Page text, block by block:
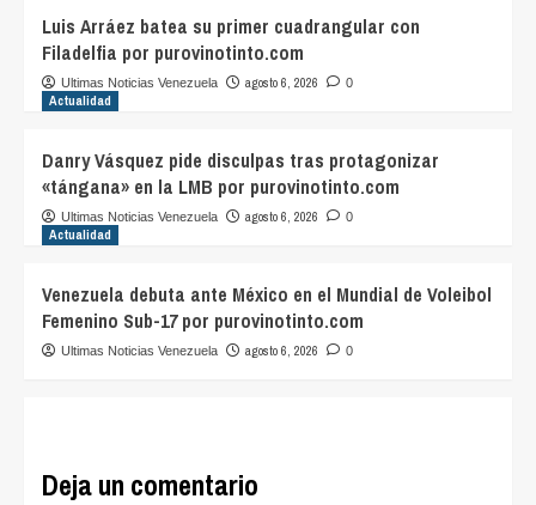
Luis Arráez batea su primer cuadrangular con
Filadelfia por purovinotinto.com
Ultimas Noticias Venezuela agosto 6, 2026 0
Actualidad
Danry Vásquez pide disculpas tras protagonizar
«tángana» en la LMB por purovinotinto.com
Ultimas Noticias Venezuela agosto 6, 2026 0
Actualidad
Venezuela debuta ante México en el Mundial de Voleibol
Femenino Sub-17 por purovinotinto.com
Ultimas Noticias Venezuela agosto 6, 2026 0
Deja un comentario